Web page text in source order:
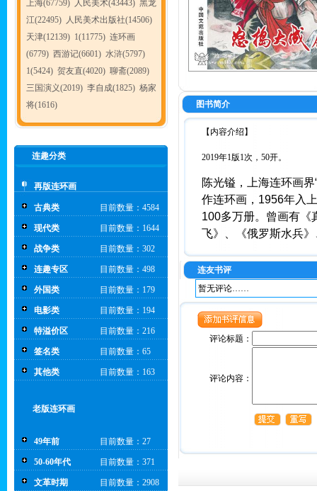
上海(67759) 人民美术(43443) 黑龙
江(22495) 人民美术出版社(14506)
天津(12139) 1(11775) 连环画
(6779) 西游记(6601) 水浒(5797)
1(5424) 贺友直(4020) 聊斋(2089)
三国演义(2019) 李自成(1825) 杨家
将(1616)
连趣分类
再版连环画
古典类 目前数量：4584
现代类 目前数量：1644
战争类 目前数量：302
连趣专区 目前数量：498
外国类 目前数量：179
电影类 目前数量：194
特溢价区 目前数量：216
签名类 目前数量：65
其他类 目前数量：163
老版连环画
49年前 目前数量：27
50-60年代 目前数量：371
文革时期 目前数量：2908
图书简介
【内容介绍】
2019年1版1次，50开。
陈光镒，上海连环画
作连环画，1956年入
100多万册。曾画有《
飞》、《俄罗斯水兵
连友书评
暂无评论……
评论标题：
评论内容：